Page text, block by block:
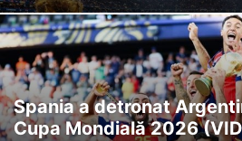
Spania a detronat
Cupa Mondială 2026